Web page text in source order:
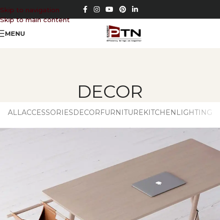
Skip to navigation
Skip to main content
MENU
DECOR
ALLACCESSORIESDECORFURNITUREKITCHEN LIGHTING